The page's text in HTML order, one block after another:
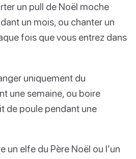
un pull de Noël moche
un mois, ou chanter un
fois que vous entrez dans
uniquement du
une semaine, ou boire
de poule pendant une
un elfe du Père Noël ou l’un